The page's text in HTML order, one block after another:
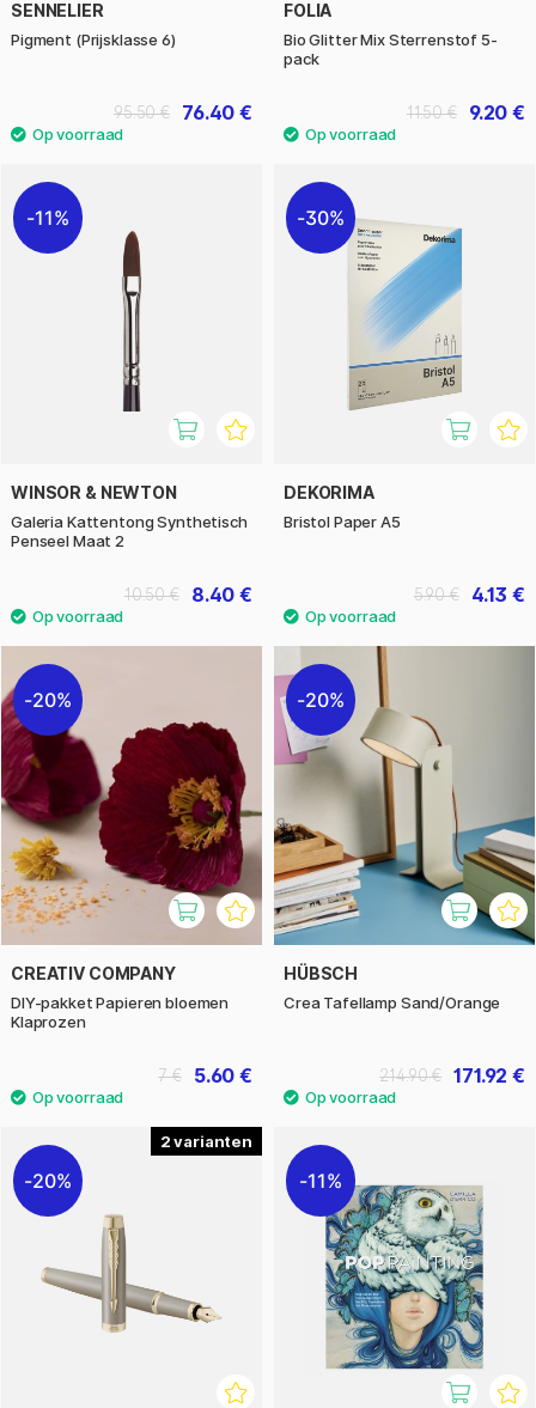
SENNELIER
Pigment (Prijsklasse 6)
76.40 €
95.50 €
FOLIA
Bio Glitter Mix Sterrenstof 5-
pack
9.20 €
11.50 €
11%
WINSOR & NEWTON
Galeria Kattentong Synthetisch
Penseel Maat 2
8.40 €
10.50 €
30%
DEKORIMA
Bristol Paper A5
4.13 €
5.90 €
20%
CREATIV COMPANY
DIY-pakket Papieren bloemen
Klaprozen
5.60 €
7 €
20%
HÜBSCH
Crea Tafellamp Sand/Orange
171.92 €
214.90 €
2
20% 11%